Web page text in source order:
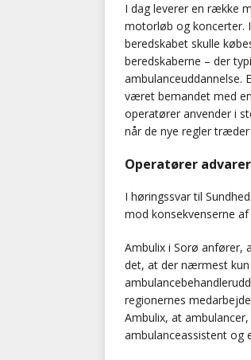
I dag leverer en række
motorløb og koncerter.
beredskabet skulle
beredskaberne – der
ambulanceuddannelse.
været bemandet med
operatører anvender i
når de nye regler
Operatører
I høringssvar til
mod konsekvenserne af
Ambulix i Sorø anfører,
det, at der nærmest kun
regionernes
Ambulix, at
ambulanceassistent og